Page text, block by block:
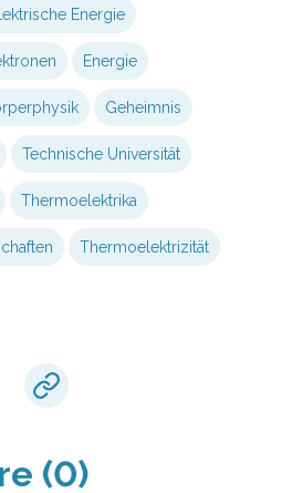
Energie
Energie
Geheimnis
Technische Universität
Thermoelektrika
Thermoelektrizität
(0)